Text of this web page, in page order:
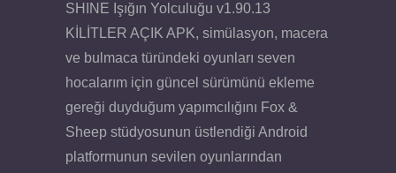
SHINE Işığın Yolculuğu v1.90.13
KİLİTLER AÇIK APK, simülasyon, macera
ve bulmaca türündeki oyunları seven
hocalarım için güncel sürümünü ekleme
gereği duyduğum yapımcılığını Fox &
Sheep stüdyosunun üstlendiği Android
platformunun sevilen oyunlarından